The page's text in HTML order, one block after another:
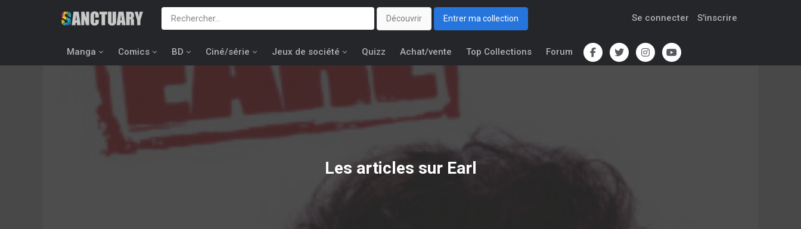
Découvrir Entrer ma collection Se connecter S'inscrire
Manga Comics BD Ciné/série Jeux de société Quizz Achat/vente Top Collections Forum
Les articles sur Earl